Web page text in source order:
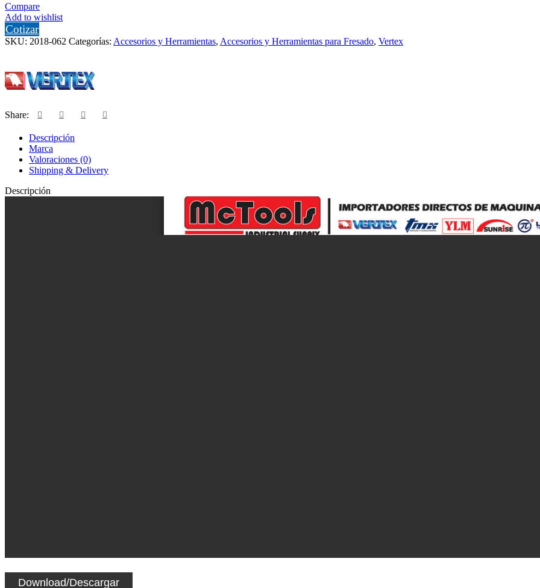
Compare
Add to wishlist
Cotizar
SKU: 2018-062 Categorías: Accesorios y Herramientas, Accesorios y Herramientas para Fresado, Vertex
Share:
Descripción
Marca
Valoraciones (0)
Shipping & Delivery
Descripción
Download/Descargar